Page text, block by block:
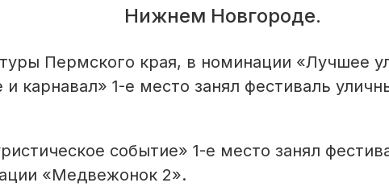
Нижнем Новгороде.
Пермского края, в номинации «Лучшее
карнавал» 1-е место занял фестиваль
событие» 1-е место занял
«Медвежонок 2».